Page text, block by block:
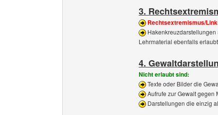
3.
Rechtsextremismus/
Lehrmaterial ebenfalls
4.
Nicht erlaubt sind:
Texte oder Bilder die
Aufrufe zur Gewalt gegen
Darstellungen die einzig